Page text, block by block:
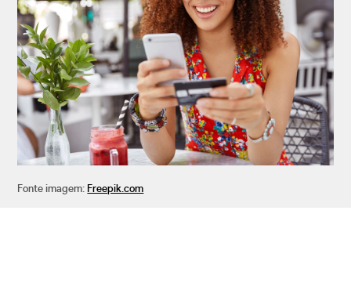
Fonte imagem: Freepik.com